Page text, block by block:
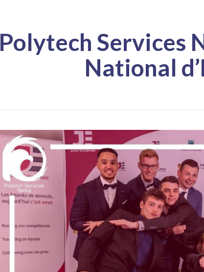
Polytech Services
National